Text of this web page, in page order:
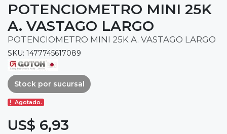
POTENCIOMETRO MINI 25K
A. VASTAGO LARGO
POTENCIOMETRO MINI 25K A. VASTAGO LARGO
SKU: 1477745617089
Stock por sucursal
Agotado.
US$ 6,93